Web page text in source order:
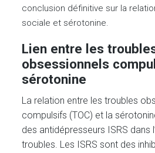
conclusion définitive sur la
sociale et sérotonine.
Lien entre les
obsessionnels
sérotonine
La relation entre les troubles
compulsifs (TOC) et la
des antidépresseurs ISRS dans
troubles. Les ISRS sont des